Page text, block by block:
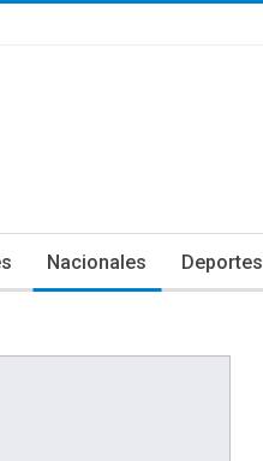
Nacionales Deportes